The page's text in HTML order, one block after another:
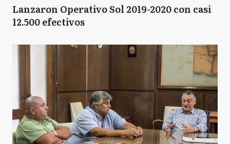
Lanzaron Operativo Sol 2019-2020 con casi
12.500 efectivos